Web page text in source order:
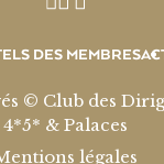
DES MEMBRES
© Club des
4*5* & Palaces
légales